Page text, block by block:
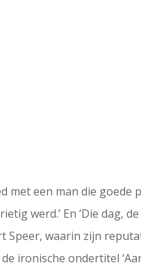
een man die goede
werd.’ En ‘Die dag,
waarin zijn
ironische ondertitel